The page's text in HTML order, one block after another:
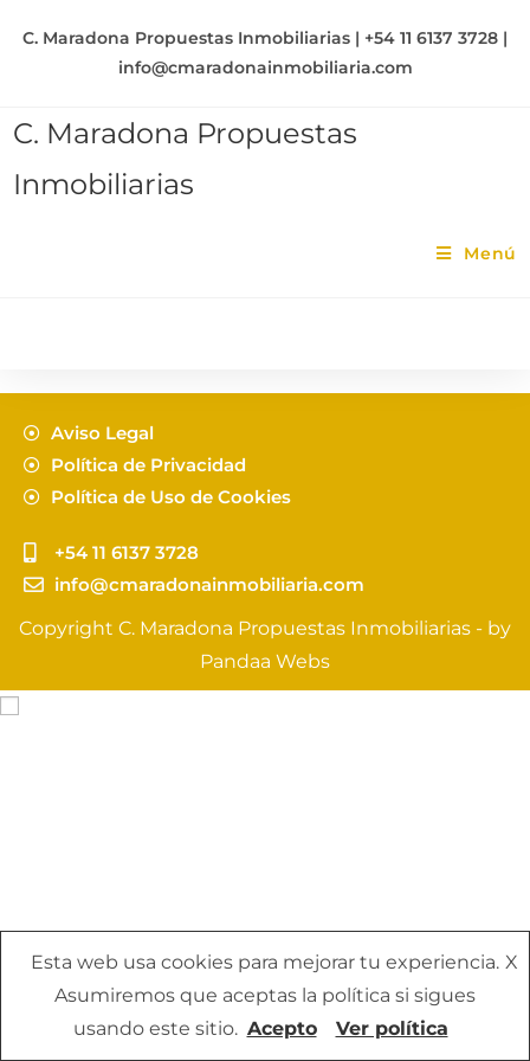
C. Maradona Propuestas Inmobiliarias | +54 11 6137 3728 |
info@cmaradonainmobiliaria.com
C. Maradona Propuestas
Inmobiliarias
Menú
Aviso Legal
Política de Privacidad
Política de Uso de Cookies
+54 11 6137 3728
info@cmaradonainmobiliaria.com
Copyright C. Maradona Propuestas Inmobiliarias - by
Pandaa Webs
Esta web usa cookies para mejorar tu experiencia.
Asumiremos que aceptas la política si sigues
usando este sitio.
X
Acepto Ver política